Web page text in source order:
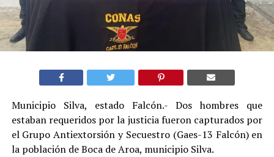
Municipio Silva, estado Falcón.- Dos hombres que
estaban requeridos por la justicia fueron capturados por
el Grupo Antiextorsión y Secuestro (Gaes-13 Falcón) en
la población de Boca de Aroa, municipio Silva.